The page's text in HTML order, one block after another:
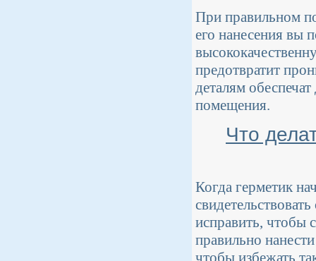
При правильном
его нанесения вы
предотвратит
деталям
помещения.
Что
Когда герметик
исправить, чтобы
правильно
чтобы избежать